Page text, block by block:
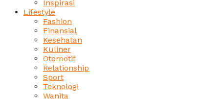
Inspirasi
Lifestyle
Fashion
Finansial
Kesehatan
Kuliner
Otomotif
Relationship
Sport
Teknologi
Wanita